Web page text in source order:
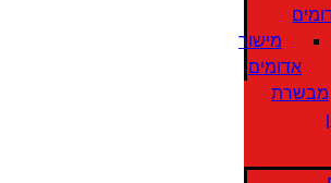
מישור
אדומים
מבשרת